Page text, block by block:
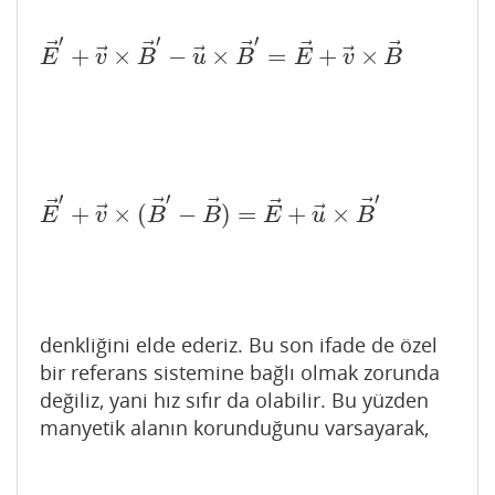
E⃗′
+ v⃗ × B⃗
′
− u⃗ × B⃗′
= E⃗ + v × B⃗
E →′+v→× B→ ′−u→× B→ =E →+ v→× B→
E⃗′
+ v⃗ × (B⃗
′
− B⃗) = E⃗ + u⃗ × B⃗
′
E →′ +v → ×(B→ ′−B→) =E →+ u→× B→′
denkliğini elde ederiz. Bu son ifade de özel
bir referans sistemine bağlı olmak zorunda
değiliz, yani hız sıfır da olabilir. Bu yüzden
manyetik alanın korunduğunu varsayarak,